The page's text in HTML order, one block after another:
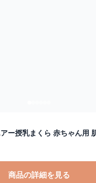
ー授乳まくら 赤ちゃん用
商品の詳細を見る